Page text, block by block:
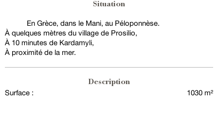
Situation
En Grèce, dans le Mani, au Péloponnèse.
À quelques mètres du village de Prosilio,
À 10 minutes de Kardamyli,
À proximité de la mer.
Description
Surface :
1030 m²